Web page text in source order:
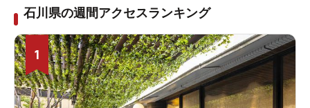
石川県の週間アクセスランキング
1